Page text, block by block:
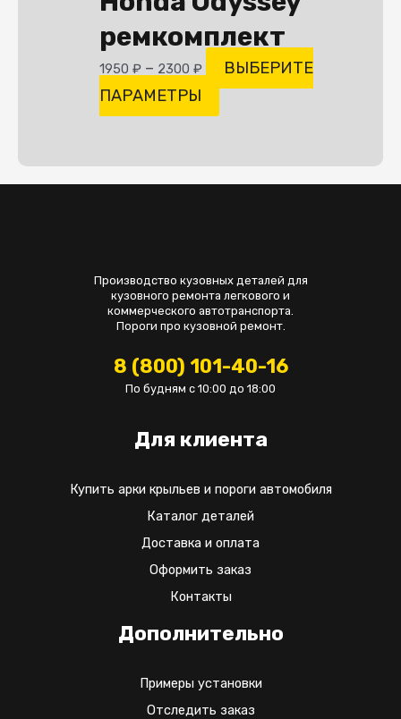
ремкомплект
1950₽ – 2300₽
ВЫБЕРИТЕ
ПАРАМЕТРЫ
Производство кузовных деталей для
кузовного ремонта легкового и
коммерческого автотранспорта.
Пороги про кузовной ремонт.
8 (800) 101-40-16
По будням с 10:00 до 18:00
Для клиента
Купить арки крыльев и пороги автомобиля
Каталог деталей
Доставка и оплата
Оформить заказ
Контакты
Дополнительно
Примеры установки
Отследить заказ